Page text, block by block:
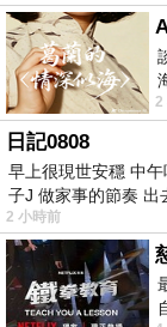
2
日記0808
早上很現世安穩 中
子J 做家事的節奏 出
2 小時前